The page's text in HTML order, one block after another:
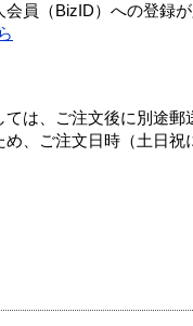
員（BizID）への登録が
は、ご注文後に別途郵
、ご注文日時（土日